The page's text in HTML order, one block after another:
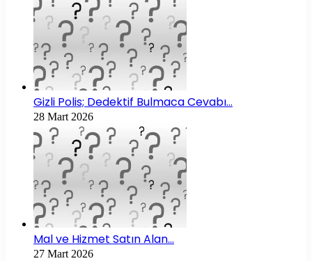
Gizli Polis; Dedektif Bulmaca Cevabı…
28 Mart 2026
Mal ve Hizmet Satın Alan…
27 Mart 2026